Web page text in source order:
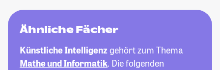
Ähnliche Fächer
Künstliche Intelligenz gehört zum Thema
Mathe und Informatik. Die folgenden